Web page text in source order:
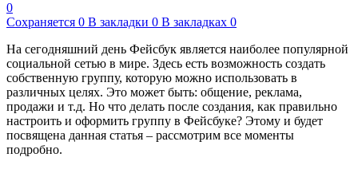
0
Сохраняется 0 В закладки 0 В закладках 0
На сегодняшний день Фейсбук является наиболее популярной
социальной сетью в мире. Здесь есть возможность создать
собственную группу, которую можно использовать в
различных целях. Это может быть: общение, реклама,
продажи и т.д. Но что делать после создания, как правильно
настроить и оформить группу в Фейсбуке? Этому и будет
посвящена данная статья – рассмотрим все моменты
подробно.